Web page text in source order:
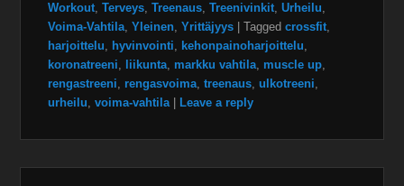
Workout,Terveys,Treenaus,Treenivinkit,Urheilu,
Voima-Vahtila,Yleinen,Yrittäjyys |Tagged crossfit,
harjoittelu, hyvinvointi, kehonpainoharjoittelu,
koronatreeni, liikunta, markku vahtila, muscle up,
rengastreeni, rengasvoima,treenaus,ulkotreeni,
urheilu,voima-vahtila Leave a reply